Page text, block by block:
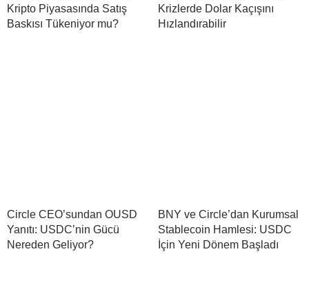
Kripto Piyasasında Satış
Baskısı Tükeniyor mu?
Krizlerde Dolar Kaçışını
Hızlandırabilir
Circle CEO’sundan OUSD
Yanıtı: USDC’nin Gücü
Nereden Geliyor?
BNY ve Circle’dan Kurumsal
Stablecoin Hamlesi: USDC
İçin Yeni Dönem Başladı